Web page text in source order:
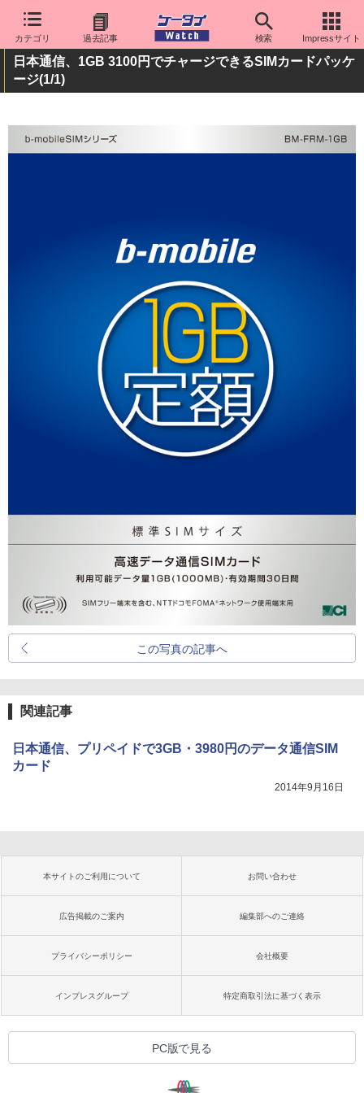
カテゴリ 過去記事 検索 Impressサイト
日本通信、1GB 3100円でチャージできるSIMカードパッケ
ージ(1/1)
この写真の記事へ
関連記事
日本通信、プリペイドで3GB・3980円のデータ通信SIM
カード
2014年9月16日
本サイトのご利用について お問い合わせ
広告掲載のご案内 編集部へのご連絡
プライバシーポリシー 会社概要
インプレスグループ 特定商取引法に基づく表示
PC版で見る